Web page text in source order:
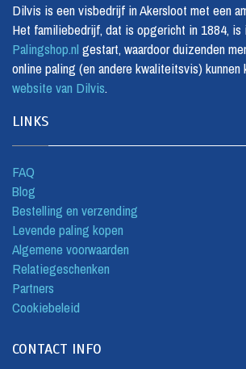
Dilvis is een visbedrijf in Akersloot met een
Het familiebedrijf, dat is opgericht in 1884, is
Palingshop.nl gestart, waardoor duizenden
online paling (en andere kwaliteitsvis) kunnen
website van Dilvis.
LINKS
FAQ
Blog
Bestelling en verzending
Levende paling kopen
Algemene voorwaarden
Relatiegeschenken
Partners
Cookiebeleid
CONTACT INFO